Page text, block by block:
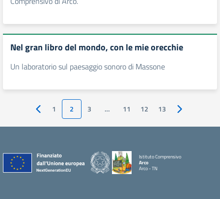
Nel gran libro del mondo, con le mie orecchie
Un laboratorio sul paesaggio sonoro di Massone
Pagina precedente
1 2 3 … 11 12 13 Pagina
Istituto Comprensivo
Arco
Arco - TN